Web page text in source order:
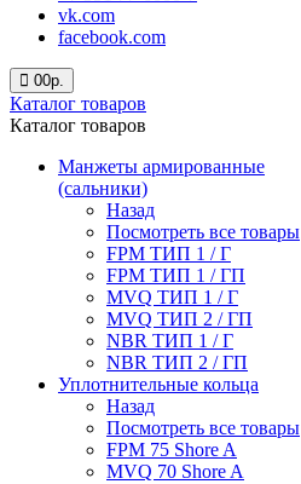
vk.com
facebook.com
00р.
Каталог товаров
Каталог товаров
Манжеты армированные
(сальники)
Назад
Посмотреть все товары
FPM ТИП 1 / Г
FPM ТИП 1 / ГП
MVQ ТИП 1 / Г
MVQ ТИП 2 / ГП
NBR ТИП 1 / Г
NBR ТИП 2 / ГП
Уплотнительные кольца
Назад
Посмотреть все товары
FPM 75 Shore A
MVQ 70 Shore A